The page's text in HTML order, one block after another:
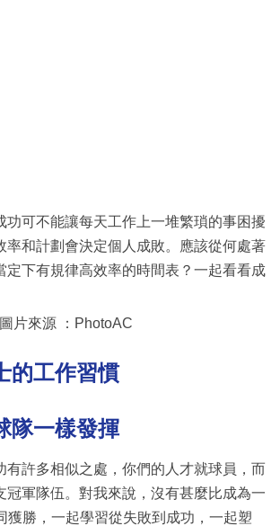
功可不能讓每天工作上一堆繁瑣的事困擾
率和計劃會決定個人成敗。應該從何處著
定下有規律高效率的時間表？一起看看成
片來源 ：PhotoAC
的工作習慣
隊一樣發揮
有許多相似之處，你們的人才就球員，而
冠軍隊伍。對我來說，沒有甚麼比成為一
獲勝，一起學習從失敗到成功，一起塑